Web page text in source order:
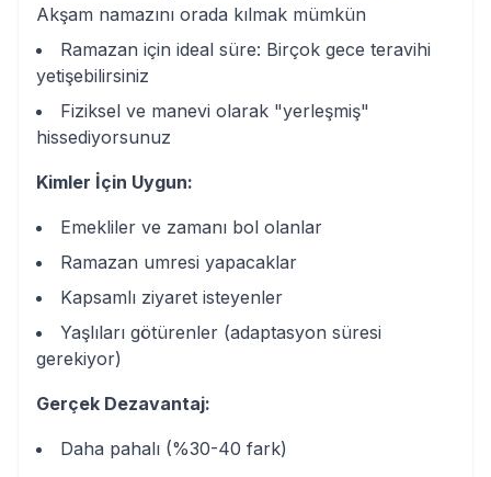
Akşam namazını orada kılmak mümkün
Ramazan için ideal süre: Birçok gece teravihi
yetişebilirsiniz
Fiziksel ve manevi olarak "yerleşmiş"
hissediyorsunuz
Kimler İçin Uygun:
Emekliler ve zamanı bol olanlar
Ramazan umresi yapacaklar
Kapsamlı ziyaret isteyenler
Yaşlıları götürenler (adaptasyon süresi
gerekiyor)
Gerçek Dezavantaj:
Daha pahalı (%30-40 fark)